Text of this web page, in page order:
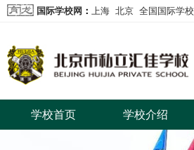
国际学校网 ： 上海 北京 全国国际学校
学校首页 学校介绍